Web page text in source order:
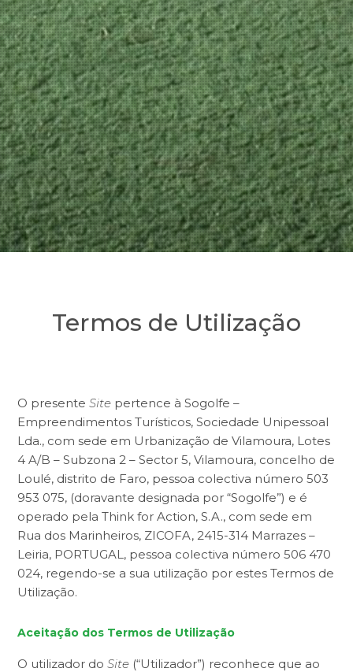
Termos de Utilização
O presenteSite pertence à Sogolfe –
Empreendimentos Turísticos, Sociedade Unipessoal
Lda., com sede em Urbanização de Vilamoura, Lotes
4 A/B – Subzona 2 – Sector 5, Vilamoura, concelho de
Loulé, distrito de Faro, pessoa colectiva número 503
953 075, (doravante designada por “Sogolfe”) e é
operado pela Think for Action, S.A., com sede em
Rua dos Marinheiros, ZICOFA, 2415-314 Marrazes –
Leiria, PORTUGAL, pessoa colectiva número 506 470
024, regendo-se a sua utilização por estes Termos de
Utilização.
Aceitação dos Termos de Utilização
O utilizador doSite (“Utilizador”) reconhece que ao